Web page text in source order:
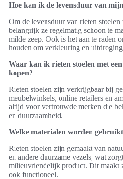
Hoe kan ik de levensduur van
Om de levensduur van rieten stoelen
belangrijk ze regelmatig schoon te
milde zeep. Ook is het aan te raden
houden om verkleuring en
Waar kan ik rieten stoelen met
kopen?
Rieten stoelen zijn verkrijgbaar bij
meubelwinkels, online retailers en
altijd voor vertrouwde merken die
en duurzaamheid.
Welke materialen worden
Rieten stoelen zijn gemaakt van
en andere duurzame vezels, wat
milieuvriendelijk product. Dit maakt
ook functioneel.